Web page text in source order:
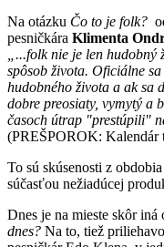
Na otázku Čo to je folk?
pesničkára Klimenta
„...folk nie je len hudobný
spôsob života. Oficiálne
hudobného života a ak sa
dobre preosiaty, vymytý a
časoch útrap "prestúpili"
(PREŠPOROK:
To sú skúsenosti z
súčasťou nežiadúcej
Dnes je na mieste skôr iná
dnes? Na to, tiež